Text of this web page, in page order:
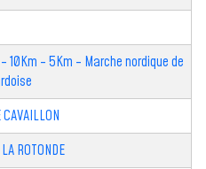
- 5Km - Marche nordique de
ROTONDE